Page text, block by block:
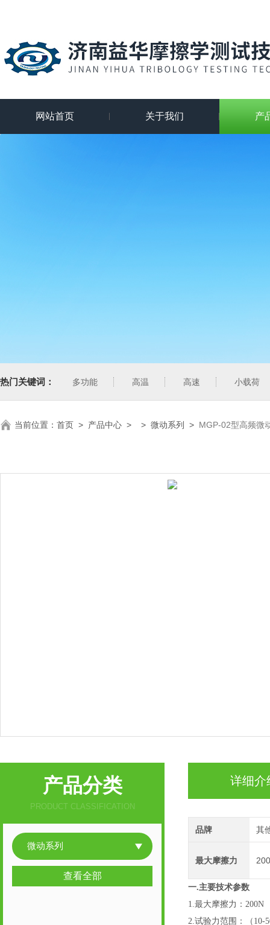
网站首页 关于我们 产
热门关键词： 多功能 高温 高速 小载荷
当前位置： 首页 > 产品中心 > > 微动系列 > MGP-02型高频微
产品分类
PRODUCT CLASSIFICATION
微动系列
查看全部
详细介
品牌 其
最大摩擦力
一.主要技术参数
1.最大摩擦力：200N
2.试验力范围：（10-